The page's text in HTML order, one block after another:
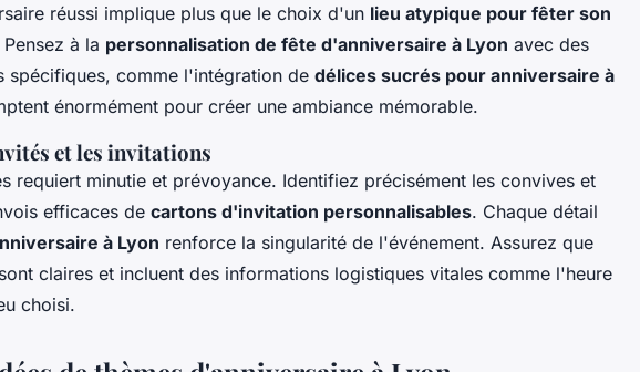
réussi implique plus que le choix d'un lieu atypique pour fêter son
Pensez à la personnalisation de fête d'anniversaire à Lyon avec des
spécifiques, comme l'intégration de délices sucrés pour anniversaire à
énormément pour créer une ambiance mémorable.
et les invitations
requiert minutie et prévoyance. Identifiez précisément les convives et
efficaces de cartons d'invitation personnalisables. Chaque détail
à Lyon renforce la singularité de l'événement. Assurez que
claires et incluent des informations logistiques vitales comme l'heure
choisi.